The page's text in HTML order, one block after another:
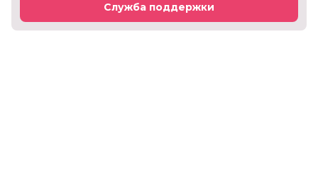
Служба поддержки